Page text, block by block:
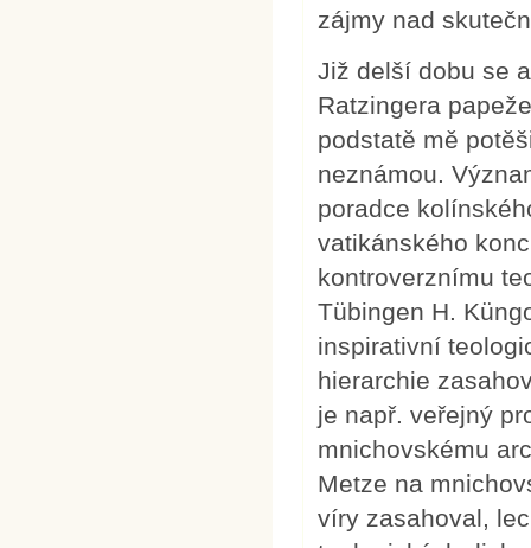
zájmy nad
Již delší dobu se
Ratzingera
podstatě mě
neznámou.
poradce
vatikánského
kontroverznímu
Tübingen H.
inspirativní
hierarchie
je např. veřejný
mnichovskému
Metze na
víry zasahoval,